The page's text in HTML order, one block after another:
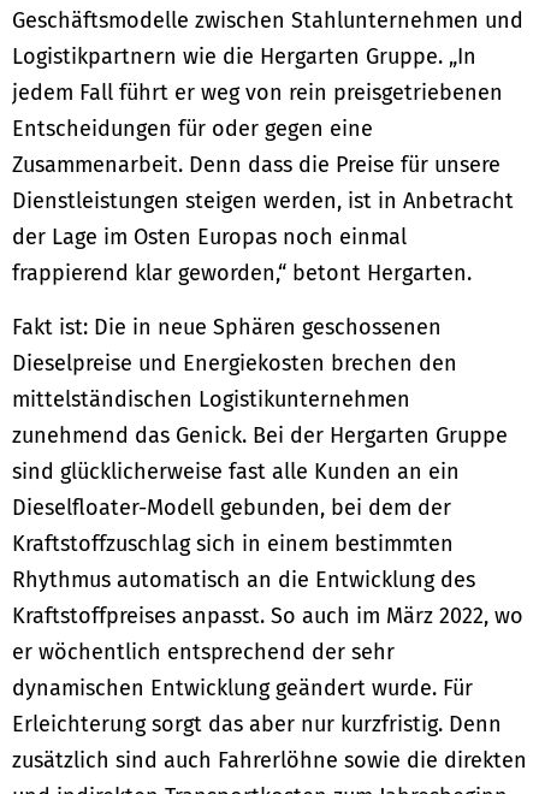
Geschäftsmodelle zwischen Stahlunternehmen und
Logistikpartnern wie die Hergarten Gruppe. „In
jedem Fall führt er weg von rein preisgetriebenen
Entscheidungen für oder gegen eine
Zusammenarbeit. Denn dass die Preise für unsere
Dienstleistungen steigen werden, ist in Anbetracht
der Lage im Osten Europas noch einmal
frappierend klar geworden,“ betont Hergarten.
Fakt ist: Die in neue Sphären geschossenen
Dieselpreise und Energiekosten brechen den
mittelständischen Logistikunternehmen
zunehmend das Genick. Bei der Hergarten Gruppe
sind glücklicherweise fast alle Kunden an ein
Dieselfloater-Modell gebunden, bei dem der
Kraftstoffzuschlag sich in einem bestimmten
Rhythmus automatisch an die Entwicklung des
Kraftstoffpreises anpasst. So auch im März 2022, wo
er wöchentlich entsprechend der sehr
dynamischen Entwicklung geändert wurde. Für
Erleichterung sorgt das aber nur kurzfristig. Denn
zusätzlich sind auch Fahrerlöhne sowie die direkten